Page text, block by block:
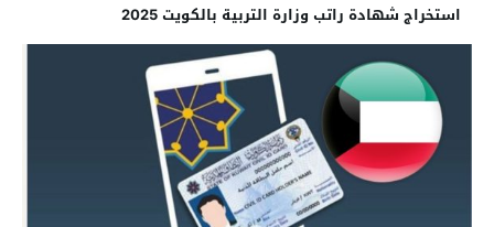
استخراج شهادة راتب وزارة التربية بالكويت 2025